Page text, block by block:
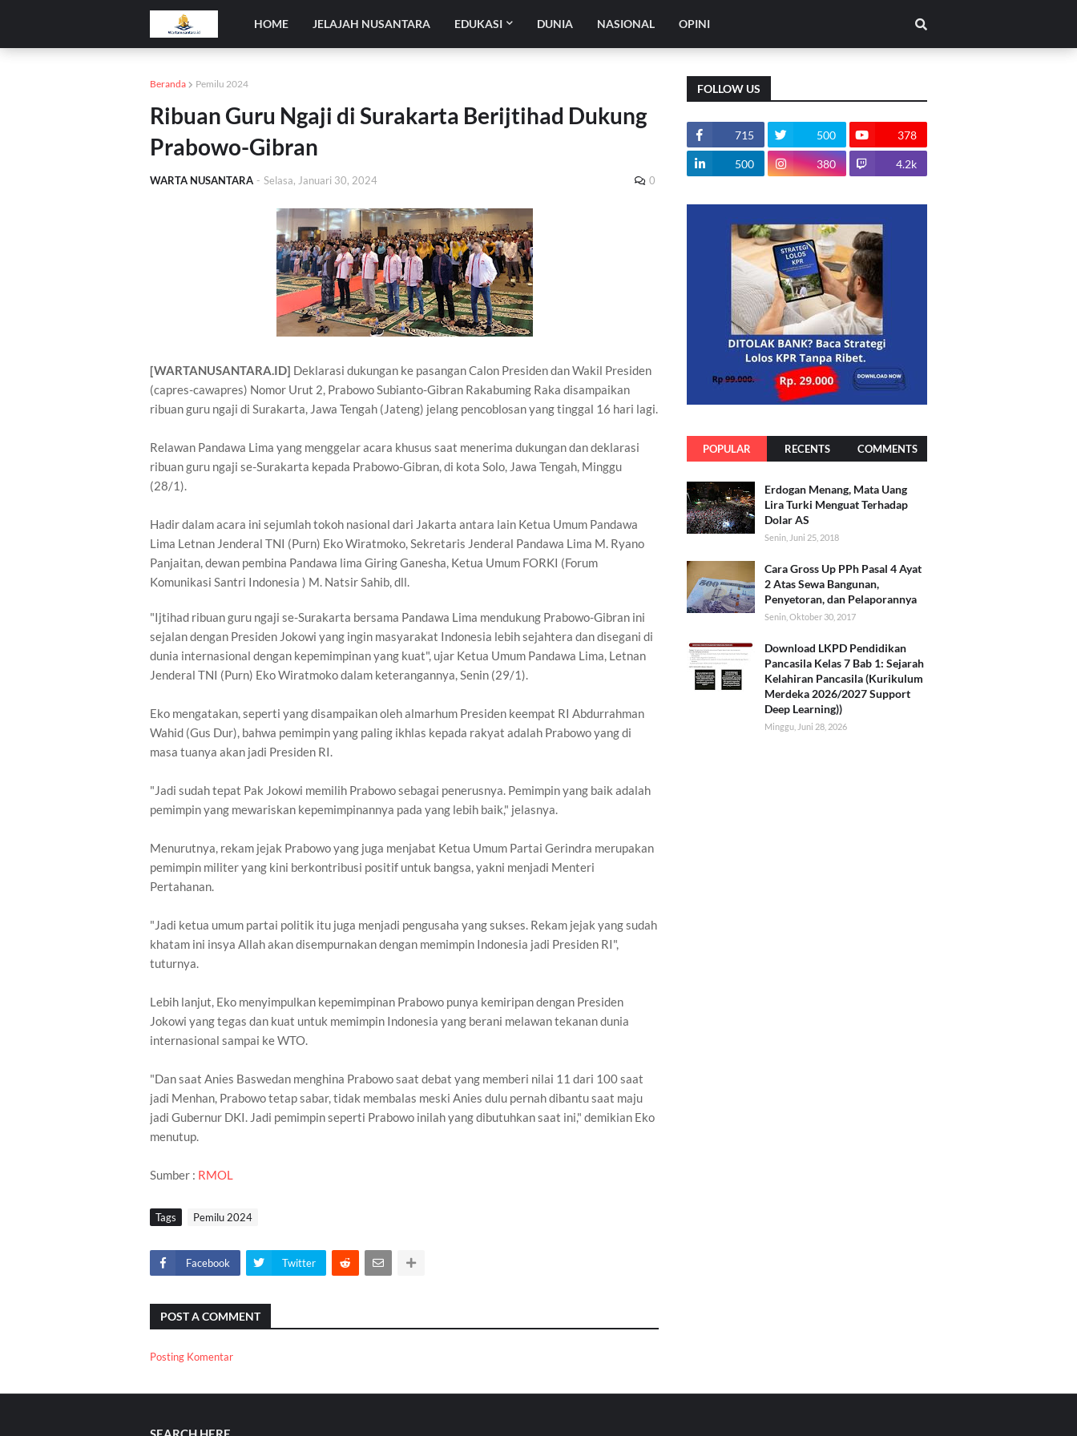
HOME JELAJAH NUSANTARA EDUKASI DUNIA NASIONAL OPINI
Beranda Pemilu 2024
Ribuan Guru Ngaji di Surakarta Berijtihad Dukung
Prabowo-Gibran
WARTA NUSANTARA - Selasa, Januari 30, 2024 0
[WARTANUSANTARA.ID] Deklarasi dukungan ke pasangan Calon Presiden dan Wakil Presiden
(capres-cawapres) Nomor Urut 2, Prabowo Subianto-Gibran Rakabuming Raka disampaikan
ribuan guru ngaji di Surakarta, Jawa Tengah (Jateng) jelang pencoblosan yang tinggal 16 hari lagi.
Relawan Pandawa Lima yang menggelar acara khusus saat menerima dukungan dan deklarasi
ribuan guru ngaji se-Surakarta kepada Prabowo-Gibran, di kota Solo, Jawa Tengah, Minggu
(28/1).
Hadir dalam acara ini sejumlah tokoh nasional dari Jakarta antara lain Ketua Umum Pandawa
Lima Letnan Jenderal TNI (Purn) Eko Wiratmoko, Sekretaris Jenderal Pandawa Lima M. Ryano
Panjaitan, dewan pembina Pandawa lima Giring Ganesha, Ketua Umum FORKI (Forum
Komunikasi Santri Indonesia ) M. Natsir Sahib, dll.
"Ijtihad ribuan guru ngaji se-Surakarta bersama Pandawa Lima mendukung Prabowo-Gibran ini
sejalan dengan Presiden Jokowi yang ingin masyarakat Indonesia lebih sejahtera dan disegani di
dunia internasional dengan kepemimpinan yang kuat", ujar Ketua Umum Pandawa Lima, Letnan
Jenderal TNI (Purn) Eko Wiratmoko dalam keterangannya, Senin (29/1).
Eko mengatakan, seperti yang disampaikan oleh almarhum Presiden keempat RI Abdurrahman
Wahid (Gus Dur), bahwa pemimpin yang paling ikhlas kepada rakyat adalah Prabowo yang di
masa tuanya akan jadi Presiden RI.
"Jadi sudah tepat Pak Jokowi memilih Prabowo sebagai penerusnya. Pemimpin yang baik adalah
pemimpin yang mewariskan kepemimpinannya pada yang lebih baik," jelasnya.
Menurutnya, rekam jejak Prabowo yang juga menjabat Ketua Umum Partai Gerindra merupakan
pemimpin militer yang kini berkontribusi positif untuk bangsa, yakni menjadi Menteri
Pertahanan.
"Jadi ketua umum partai politik itu juga menjadi pengusaha yang sukses. Rekam jejak yang sudah
khatam ini insya Allah akan disempurnakan dengan memimpin Indonesia jadi Presiden RI",
tuturnya.
Lebih lanjut, Eko menyimpulkan kepemimpinan Prabowo punya kemiripan dengan Presiden
Jokowi yang tegas dan kuat untuk memimpin Indonesia yang berani melawan tekanan dunia
internasional sampai ke WTO.
"Dan saat Anies Baswedan menghina Prabowo saat debat yang memberi nilai 11 dari 100 saat
jadi Menhan, Prabowo tetap sabar, tidak membalas meski Anies dulu pernah dibantu saat maju
jadi Gubernur DKI. Jadi pemimpin seperti Prabowo inilah yang dibutuhkan saat ini," demikian Eko
menutup.
Sumber : RMOL
Tags Pemilu 2024
Facebook Twitter
POST A COMMENT
Posting Komentar
FOLLOW US
715 500 378
500 380 4.2k
POPULAR RECENTS COMMENTS
Erdogan Menang, Mata Uang
Lira Turki Menguat Terhadap
Dolar AS
Senin, Juni 25, 2018
Cara Gross Up PPh Pasal 4 Ayat
2 Atas Sewa Bangunan,
Penyetoran, dan Pelaporannya
Senin, Oktober 30, 2017
Download LKPD Pendidikan
Pancasila Kelas 7 Bab 1: Sejarah
Kelahiran Pancasila (Kurikulum
Merdeka 2026/2027 Support
Deep Learning))
Minggu, Juni 28, 2026